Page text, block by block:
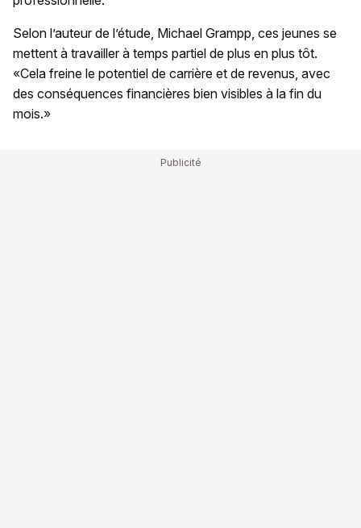
Selon l’auteur de l’étude, Michael Grampp, ces jeunes se
mettent à travailler à temps partiel de plus en plus tôt.
«Cela freine le potentiel de carrière et de revenus, avec
des conséquences financières bien visibles à la fin du
mois.»